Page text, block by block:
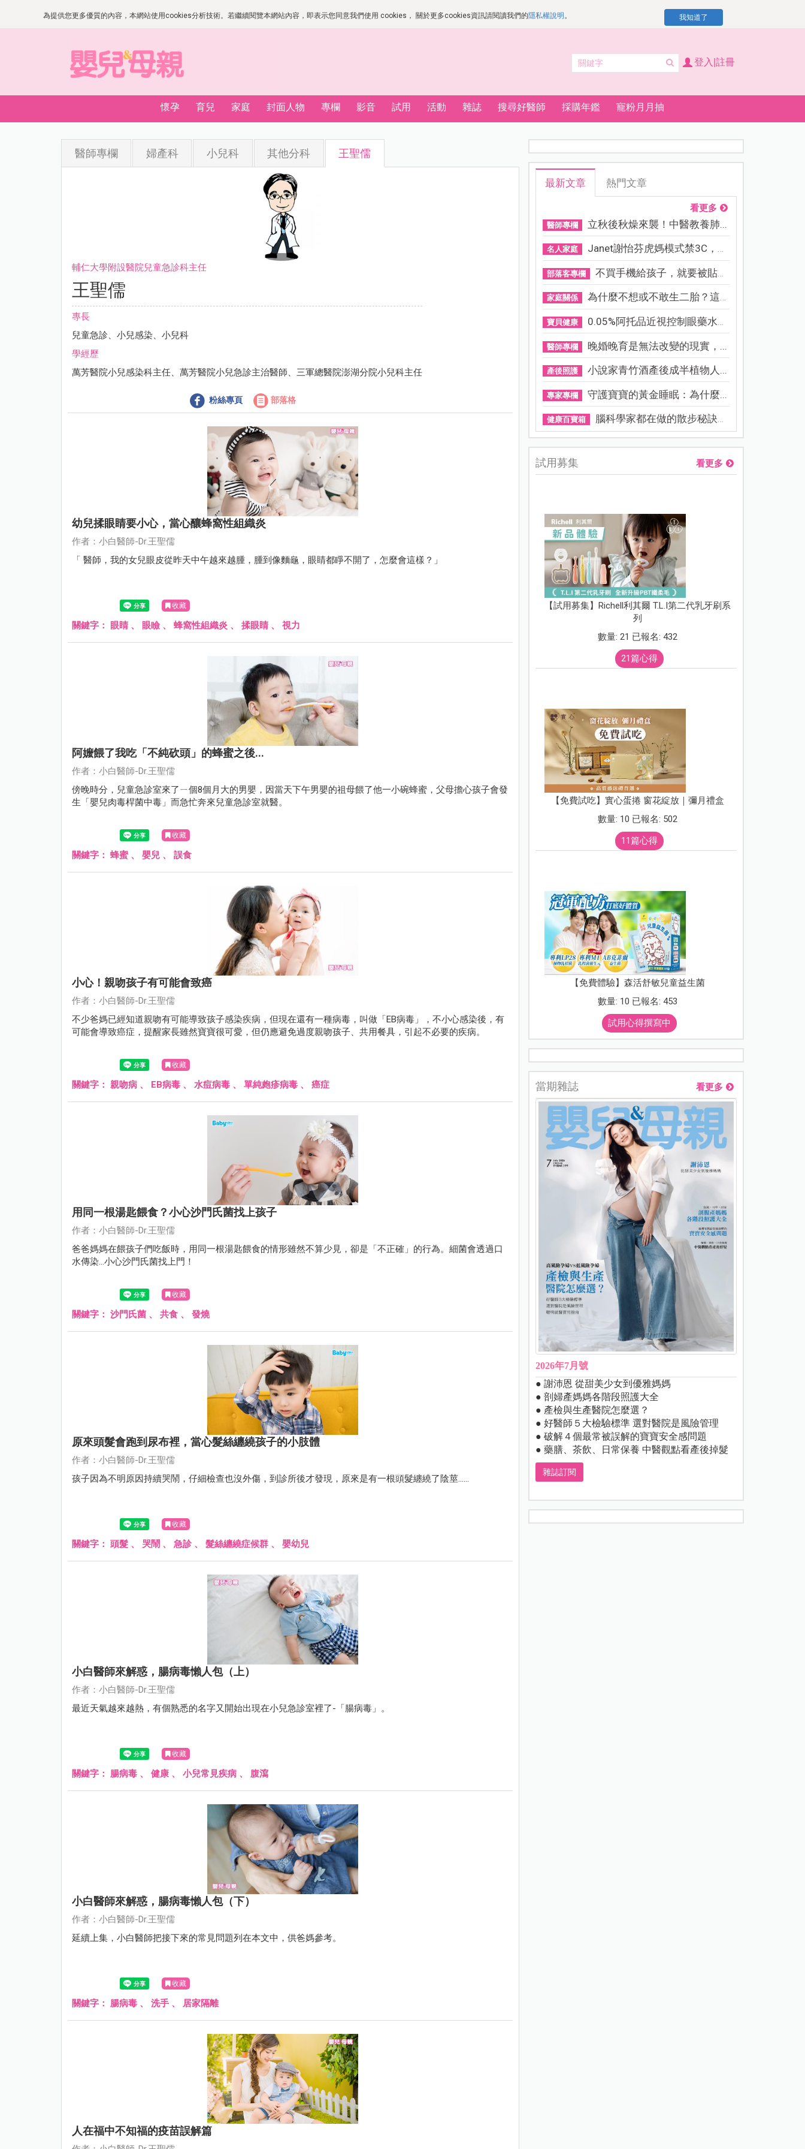
為提供您更多優質的內容，本網站使用cookies分析技術。若繼續閱覽本網站內容，即表示您同意我們使用 cookies， 關於更多cookies資訊請閱讀我們的隱私權說明 。 我知道了
登入|註冊
懷孕 育兒 家庭 封面人物 專欄 影音 試用 活動 雜誌 搜尋好醫師 採購年鑑 寵粉月月抽
醫師專欄 婦產科 小兒科 其他分科 王聖儒
輔仁大學附設醫院兒童急診科主任
王聖儒
專長
兒童急診、小兒感染、小兒科
學經歷
萬芳醫院小兒感染科主任、萬芳醫院小兒急診主治醫師、三軍總醫院澎湖分院小兒科主任
粉絲專頁 部落格
幼兒揉眼睛要小心，當心釀蜂窩性組織炎
作者：小白醫師-Dr.王聖儒
「 醫師，我的女兒眼皮從昨天中午越來越腫，腫到像麵龜，眼睛都睜不開了，怎麼會這樣？」
收藏
關鍵字： 眼睛 、 眼瞼 、 蜂窩性組織炎 、 揉眼睛 、 視力
阿嬤餵了我吃「不純砍頭」的蜂蜜之後...
作者：小白醫師-Dr.王聖儒
傍晚時分，兒童急診室來了ㄧ個8個月大的男嬰，因當天下午男嬰的祖母餵了他一小碗蜂蜜，父母擔心孩子會發
生「嬰兒肉毒桿菌中毒」而急忙奔來兒童急診室就醫。
收藏
關鍵字： 蜂蜜、 嬰兒 、 誤食
小心！親吻孩子有可能會致癌
作者：小白醫師-Dr.王聖儒
不少爸媽已經知道親吻有可能導致孩子感染疾病，但現在還有一種病毒，叫做「EB病毒」，不小心感染後，有
可能會導致癌症，提醒家長雖然寶寶很可愛，但仍應避免過度親吻孩子、共用餐具，引起不必要的疾病。
收藏
關鍵字： 親吻病 、 EB病毒 、 水痘病毒 、 單純皰疹病毒 、 癌症
用同一根湯匙餵食？小心沙門氏菌找上孩子
作者：小白醫師-Dr.王聖儒
爸爸媽媽在餵孩子們吃飯時，用同一根湯匙餵食的情形雖然不算少見，卻是「不正確」的行為。細菌會透過口
水傳染…小心沙門氏菌找上門！
收藏
關鍵字： 沙門氏菌 、 共食 、 發燒
原來頭髮會跑到尿布裡，當心髮絲纏繞孩子的小肢體
作者：小白醫師-Dr.王聖儒
孩子因為不明原因持續哭鬧，仔細檢查也沒外傷，到診所後才發現，原來是有一根頭髮纏繞了陰莖......
收藏
關鍵字： 頭髮 、 哭鬧 、 急診 、 髮絲纏繞症候群 、 嬰幼兒
小白醫師來解惑，腸病毒懶人包（上）
作者：小白醫師-Dr.王聖儒
最近天氣越來越熱，有個熟悉的名字又開始出現在小兒急診室裡了-「腸病毒」。
收藏
關鍵字： 腸病毒 、 健康 、 小兒常見疾病 、 腹瀉
小白醫師來解惑，腸病毒懶人包（下）
作者：小白醫師-Dr.王聖儒
延續上集，小白醫師把接下來的常見問題列在本文中，供爸媽參考。
收藏
關鍵字： 腸病毒 、 洗手 、 居家隔離
人在福中不知福的疫苗誤解篇
最新文章 熱門文章
看更多
醫師專欄 立秋後秋燥來襲！中醫教養肺...
名人家庭 Janet謝怡芬虎媽模式禁3C，看...
部落客專欄 不買手機給孩子，就要被貼「...
家庭關係 為什麼不想或不敢生二胎？這8...
寶貝健康 0.05%阿托品近視控制眼藥水納...
醫師專欄 晚婚晚育是無法改變的現實，...
產後照護 小說家青竹酒產後成半植物人...
專家專欄 守護寶寶的黃金睡眠：為什麼...
健康百寶箱 腦科學家都在做的散步秘訣！...
試用募集 看更多
【試用募集】Richell利其爾 T.L.I第二代乳牙刷系
列
數量: 21 已報名: 432
21篇心得
【免費試吃】實心蛋捲 窗花綻放｜彌月禮盒
數量: 10 已報名: 502
11篇心得
【免費體驗】森活舒敏兒童益生菌
數量: 10 已報名: 453
試用心得撰寫中
當期雜誌 看更多
2026年7月號
● 謝沛恩 從甜美少女到優雅媽媽
● 剖婦產媽媽各階段照護大全
● 產檢與生產醫院怎麼選？
● 好醫師５大檢驗標準 選對醫院是風險管理
● 破解４個最常被誤解的寶寶安全感問題
● 藥膳、茶飲、日常保養 中醫觀點看產後掉髮
雜誌訂閱